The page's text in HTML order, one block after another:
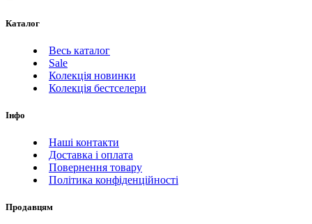
Каталог
Весь каталог
Sale
Колекція новинки
Колекція бестселери
Інфо
Наші контакти
Доставка і оплата
Повернення товару
Політика конфіденційності
Продавцям